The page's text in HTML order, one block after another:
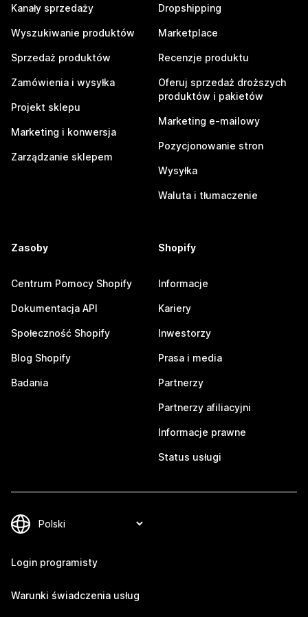
Kanały sprzedaży
Wyszukiwanie produktów
Sprzedaż produktów
Zamówienia i wysyłka
Projekt sklepu
Marketing i konwersja
Zarządzanie sklepem
Dropshipping
Marketplace
Recenzje produktu
Oferuj sprzedaż droższych
produktów i pakietów
Marketing e-mailowy
Pozycjonowanie stron
Wysyłka
Waluta i tłumaczenie
Zasoby
Centrum Pomocy Shopify
Dokumentacja API
Społeczność Shopify
Blog Shopify
Badania
Shopify
Informacje
Kariery
Inwestorzy
Prasa i media
Partnerzy
Partnerzy afiliacyjni
Informacje prawne
Status usługi
Login programisty
Warunki świadczenia usług